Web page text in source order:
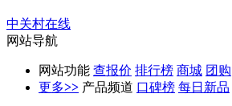
中关村在线
网站导航
网站功能 查报价 排行榜 商城 团购
更多>> 产品频道 口碑榜 每日新品